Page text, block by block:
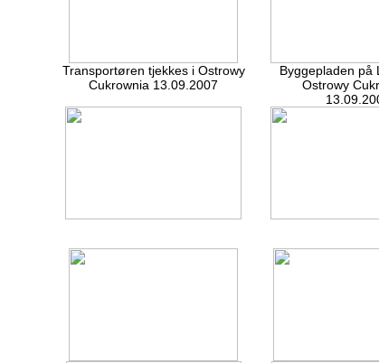
Transportøren tjekkes i Ostrowy
Cukrownia 13.09.2007
Byggepladen på
Ostrowy